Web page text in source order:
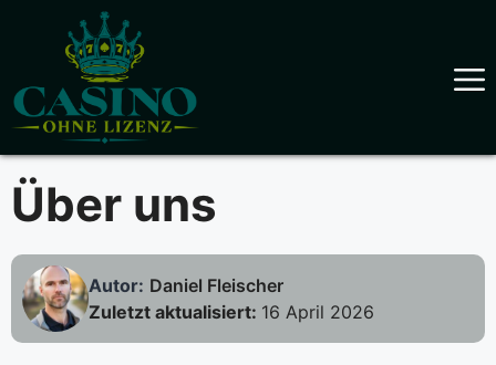
Über uns
Autor: Daniel Fleischer
Zuletzt aktualisiert: 16 April 2026